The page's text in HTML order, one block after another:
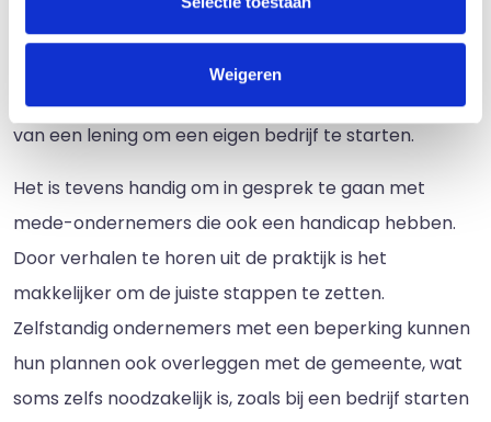
Weigeren
worden voor het ondernemerschap en hoe de
inkomsten dan verrekend moeten worden met de
uitkering. Het UWV kan ook helpen met het krijgen
van een lening om een eigen bedrijf te starten.
Het is tevens handig om in gesprek te gaan met
mede-ondernemers die ook een handicap hebben.
Door verhalen te horen uit de praktijk is het
makkelijker om de juiste stappen te zetten.
Zelfstandig ondernemers met een beperking kunnen
hun plannen ook overleggen met de gemeente, wat
soms zelfs noodzakelijk is, zoals bij een bedrijf starten